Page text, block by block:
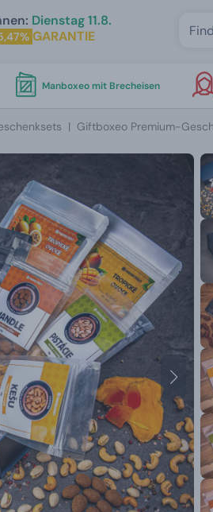
Dienstag 11.8.
GARANTIE
Manboxeo mit Brecheisen
| Giftboxeo Premium-